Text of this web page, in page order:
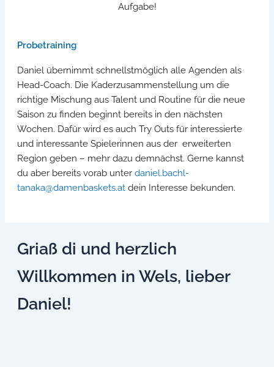
Probetraining
Daniel übernimmt schnellstmöglich alle Agenden als
Head-Coach. Die Kaderzusammenstellung um die
richtige Mischung aus Talent und Routine für die neue
Saison zu finden beginnt bereits in den nächsten
Wochen. Dafür wird es auch Try Outs für interessierte
und interessante Spielerinnen aus der erweiterten
Region geben – mehr dazu demnächst. Gerne kannst
du aber bereits vorab unter daniel.bachl-
tanaka@damenbaskets.atdein Interesse bekunden.
Aufgabe!
Griaß di und herzlich
Willkommen in Wels, lieber
Daniel!